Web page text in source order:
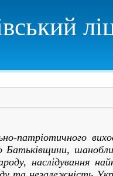
патріотичного
наслідування